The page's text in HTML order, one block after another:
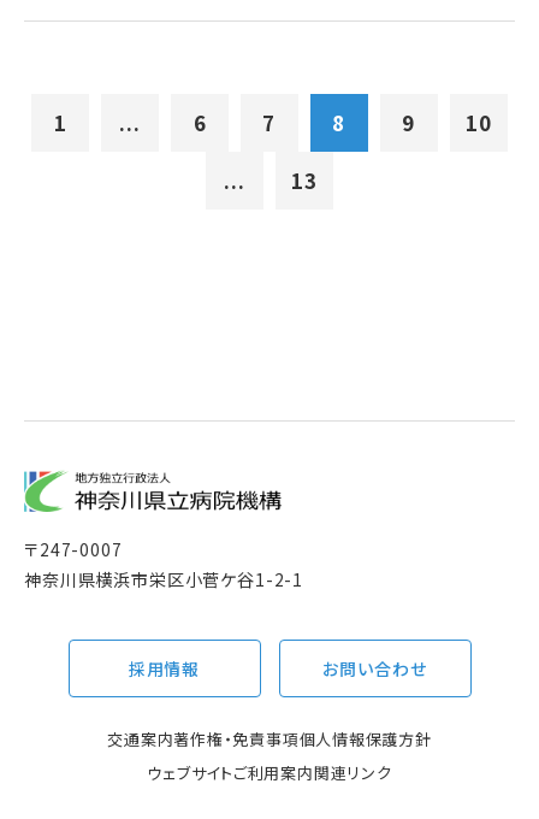
1 ... 6 7 8 9
10
...
13
〒247-0007
神奈川県横浜市栄区小菅ケ谷1-2-1
採用情報 お問い合わせ
交通案内著作権・免責事項個人情報保護方針
ウェブサイトご利用案内関連リンク